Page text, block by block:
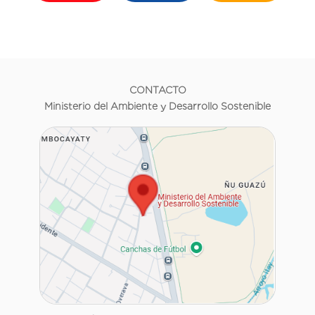
CONTACTO
Ministerio del Ambiente y Desarrollo Sostenible